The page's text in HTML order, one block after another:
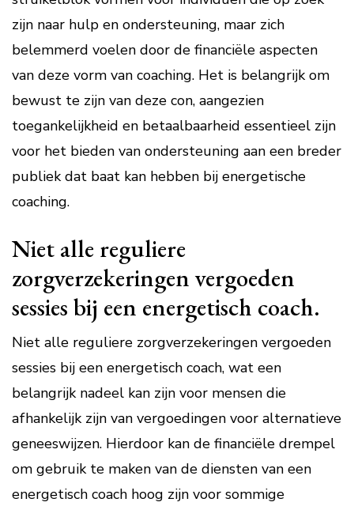
zijn naar hulp en ondersteuning, maar zich
belemmerd voelen door de financiële aspecten
van deze vorm van coaching. Het is belangrijk om
bewust te zijn van deze con, aangezien
toegankelijkheid en betaalbaarheid essentieel zijn
voor het bieden van ondersteuning aan een breder
publiek dat baat kan hebben bij energetische
coaching.
Niet alle reguliere
zorgverzekeringen vergoeden
sessies bij een energetisch coach.
Niet alle reguliere zorgverzekeringen vergoeden
sessies bij een energetisch coach, wat een
belangrijk nadeel kan zijn voor mensen die
afhankelijk zijn van vergoedingen voor alternatieve
geneeswijzen. Hierdoor kan de financiële drempel
om gebruik te maken van de diensten van een
energetisch coach hoog zijn voor sommige